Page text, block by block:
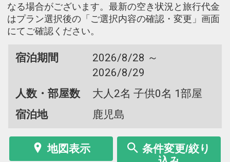
なる場合がございます。最新の空き状況と旅行代金
はプラン選択後の「ご選択内容の確認・変更」画面
にてご確認ください。
宿泊期間
2026/8/28 ～
2026/8/29
人数・部屋数
大人2名 子供0名 1部屋
宿泊地
鹿児島
地図表示
条件変更/絞り